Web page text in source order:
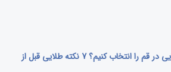
چگونه بهترین سالن زیبایی در قم را انتخاب کنیم؟ 7 نکته طلایی قبل از